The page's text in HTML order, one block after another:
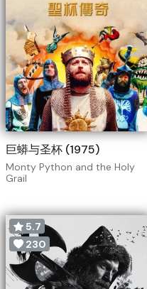
巨蟒与圣杯 (1975)
Monty Python and the Holy
Grail
5.7
230